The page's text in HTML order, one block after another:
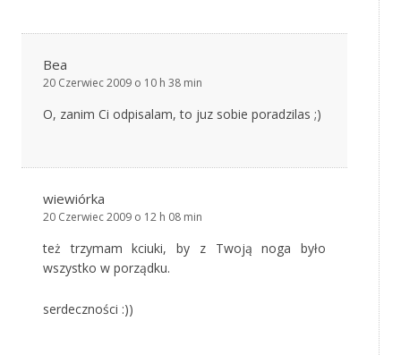
Bea
20 Czerwiec 2009 o 10 h 38 min
O, zanim Ci odpisalam, to juz sobie poradzilas ;)
wiewiórka
20 Czerwiec 2009 o 12 h 08 min
też trzymam kciuki, by z Twoją noga było
wszystko w porządku.
serdeczności :))